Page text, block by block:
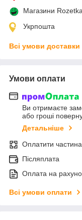
Магазини Rozetka
Укрпошта
Всі умови доставки
Умови оплати
Ви отримаєте
або гроші
Детальніше
Оплатити
Післяплата
Оплата на
Всі умови оплати